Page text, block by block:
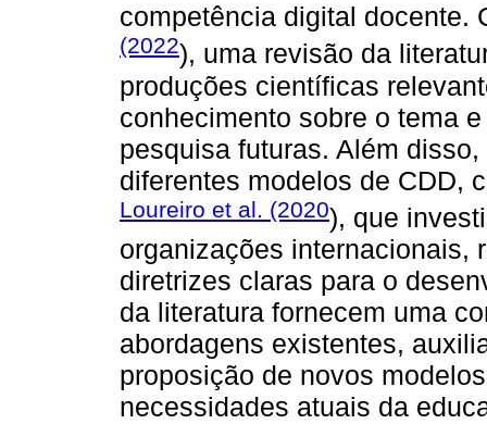
competência digital docente.
(2022), uma revisão da
produções científicas
conhecimento sobre o tema
pesquisa futuras. Além
diferentes modelos de CDD,
Loureiro et al. (2020), que
organizações internacionais,
diretrizes claras para o
da literatura fornecem uma
abordagens existentes,
proposição de novos
necessidades atuais da